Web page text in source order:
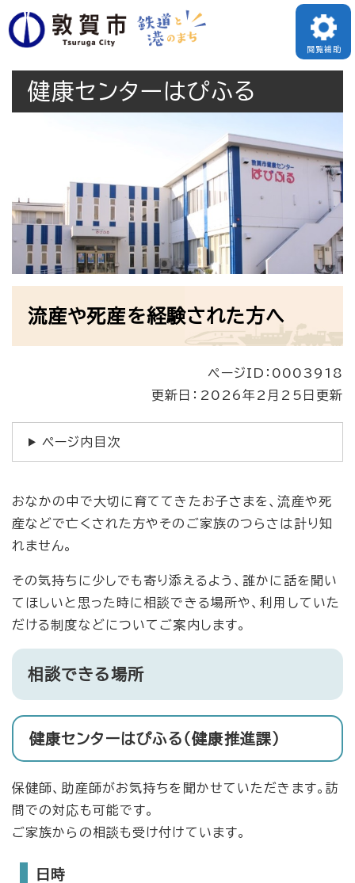
ペ
ー
先
メニューを飛ばして本文へ
閲覧補助
健康センターはぴふる
流産や死産を経験された方へ
ページID：0003918
更新日：2026年2月25日更新
ページ内目次
おなかの中で大切に育ててきたお子さまを、流産や死
産などで亡くされた方やそのご家族のつらさは計り知
れません。
その気持ちに少しでも寄り添えるよう、誰かに話を聞い
てほしいと思った時に相談できる場所や、利用していた
だける制度などについてご案内します。
相談できる場所
健康センターはぴふる（健康推進課）
保健師、助産師がお気持ちを聞かせていただきます。訪
問での対応も可能です。
ご家族からの相談も受け付けています。
日時